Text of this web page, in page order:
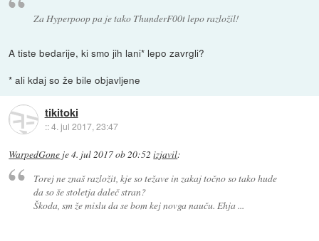
Za Hyperpoop pa je tako ThunderF00t lepo razložil!
A tiste bedarije, ki smo jih lani* lepo zavrgli?
* ali kdaj so že bile objavljene
tikitoki
::4. jul 2017, 23:47
WarpedGone je4. jul 2017 ob 20:52 izjavil:
Torej ne znaš razložit, kje so težave in zakaj točno so tako hude
da so še stoletja daleč stran?
Škoda, sm že mislu da se bom kej novga nauču. Ehja ...